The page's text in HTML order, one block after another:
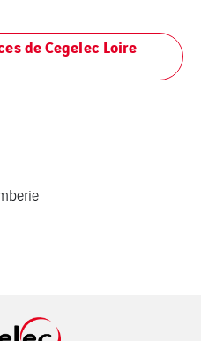
de Cegelec Loire